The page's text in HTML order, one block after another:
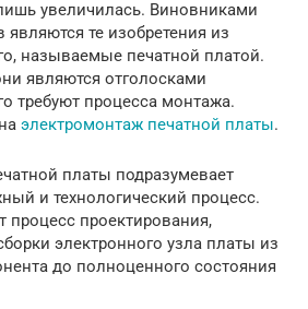
увеличилась. Виновниками
те изобретения из
называемые печатной платой.
являются отголосками
требуют процесса монтажа.
электромонтаж печатной платы.
платы подразумевает
и технологический процесс.
процесс проектирования,
электронного узла платы из
до полноценного состояния